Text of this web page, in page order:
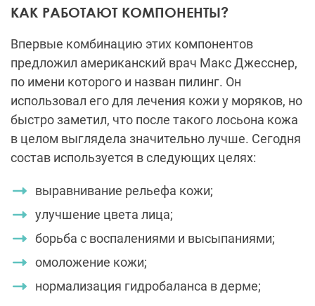
КАК РАБОТАЮТ КОМПОНЕНТЫ?
Впервые комбинацию этих компонентов
предложил американский врач Макс Джесснер,
по имени которого и назван пилинг. Он
использовал его для лечения кожи у моряков, но
быстро заметил, что после такого лосьона кожа
в целом выглядела значительно лучше. Сегодня
состав используется в следующих целях:
выравнивание рельефа кожи;
улучшение цвета лица;
борьба с воспалениями и высыпаниями;
омоложение кожи;
нормализация гидробаланса в дерме;